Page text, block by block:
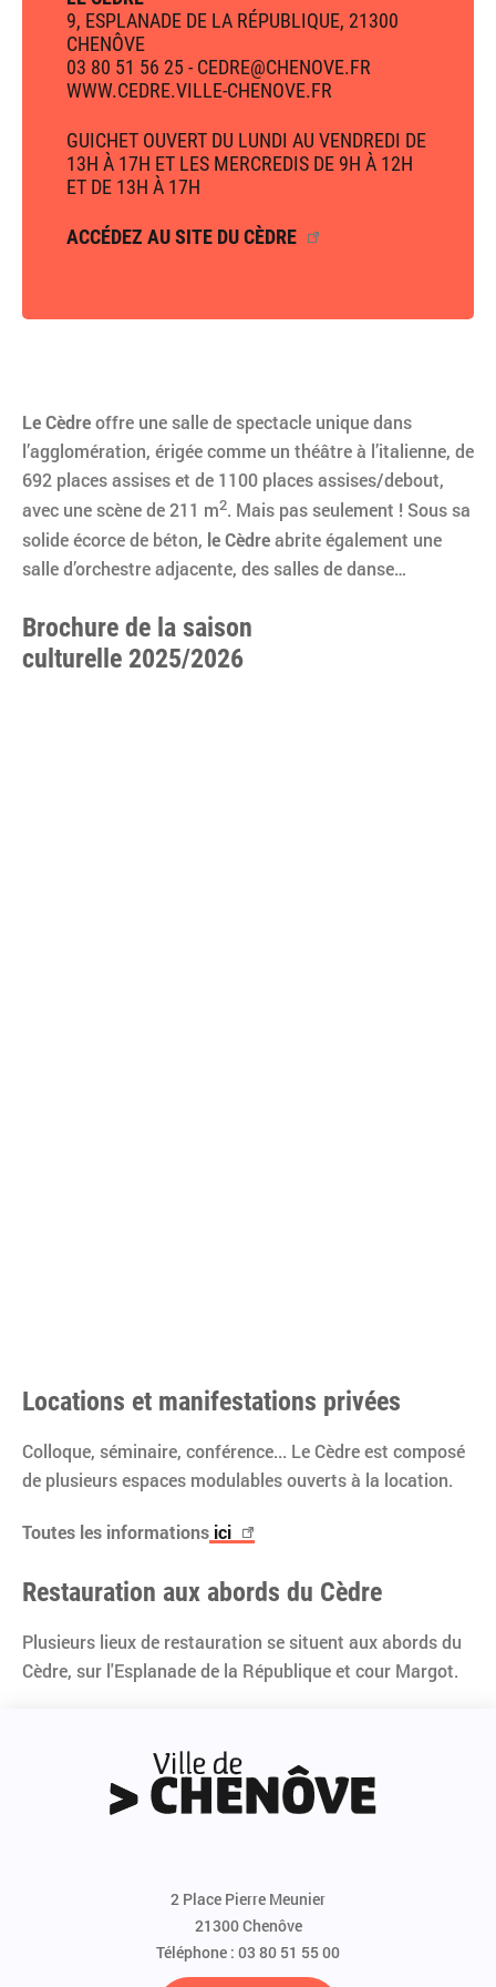
9, ESPLANADE DE LA RÉPUBLIQUE, 21300
CHENÔVE
03 80 51 56 25 - CEDRE@CHENOVE.FR
WWW.CEDRE.VILLE-CHENOVE.FR
GUICHET OUVERT DU LUNDI AU VENDREDI DE
13H À 17H ET LES MERCREDIS DE 9H À 12H
ET DE 13H À 17H
ACCÉDEZ AU SITE DU CÈDRE
Le Cèdreoffre une salle de spectacle unique dans
l’agglomération, érigée comme un théâtre à l’italienne, de
692 places assises et de 1100 places assises/debout,
avec une scène de 211 m2. Mais pas seulement ! Sous sa
solide écorce de béton, le Cèdreabrite également une
salle d’orchestre adjacente, des salles de danse…
Brochure de la saison
culturelle 2025/2026
Locations et manifestations privées
Colloque, séminaire, conférence... Le Cèdre est composé
de plusieurs espaces modulables ouverts à la location.
Toutes les informations ici
Restauration aux abords du Cèdre
Plusieurs lieux de restauration se situent aux abords du
Cèdre, sur l'Esplanade de la République et cour Margot.
2 Place Pierre Meunier
21300 Chenôve
Téléphone : 03 80 51 55 00